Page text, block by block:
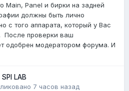
Main, Panel и бирки на задней
должны быть лично
с того аппарата, который у Вас
После проверки ваш
одобрен модератором форума. И
LAB
7 часов назад